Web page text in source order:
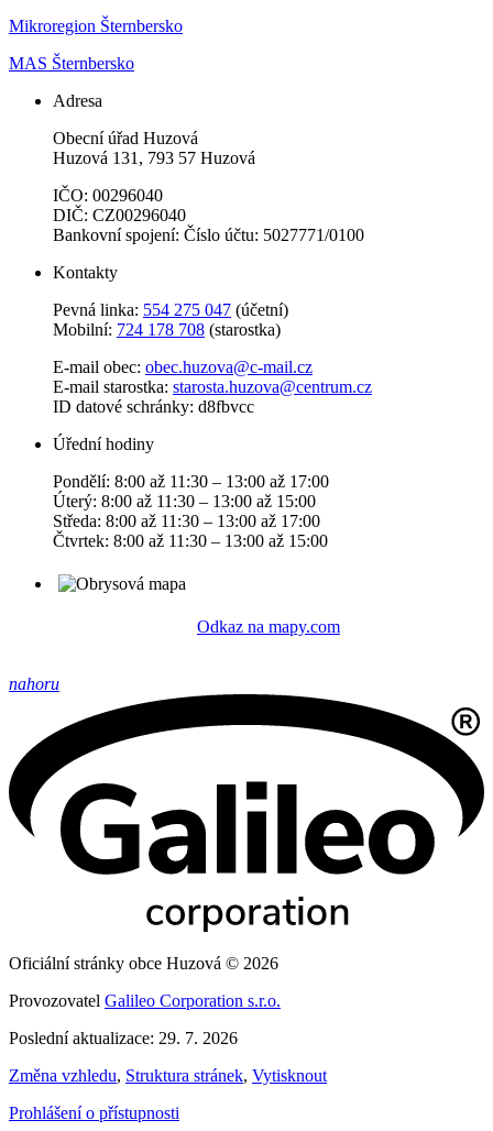
Mikroregion Šternbersko
MAS Šternbersko
Adresa
Obecní úřad Huzová
Huzová 131, 793 57 Huzová
IČO: 00296040
DIČ: CZ00296040
Bankovní spojení: Číslo účtu: 5027771/0100
Kontakty
Pevná linka: 554 275 047 (účetní)
Mobilní: 724 178 708 (starostka)
E-mail obec: obec.huzova@c-mail.cz
E-mail starostka: starosta.huzova@centrum.cz
ID datové schránky: d8fbvcc
Úřední hodiny
Pondělí: 8:00 až 11:30 – 13:00 až 17:00
Úterý: 8:00 až 11:30 – 13:00 až 15:00
Středa: 8:00 až 11:30 – 13:00 až 17:00
Čtvrtek: 8:00 až 11:30 – 13:00 až 15:00
Odkaz na mapy.com
nahoru
Oficiální stránky obce Huzová © 2026
Provozovatel Galileo Corporation s.r.o.
Poslední aktualizace: 29. 7. 2026
Změna vzhledu, Struktura stránek, Vytisknout
Prohlášení o přístupnosti